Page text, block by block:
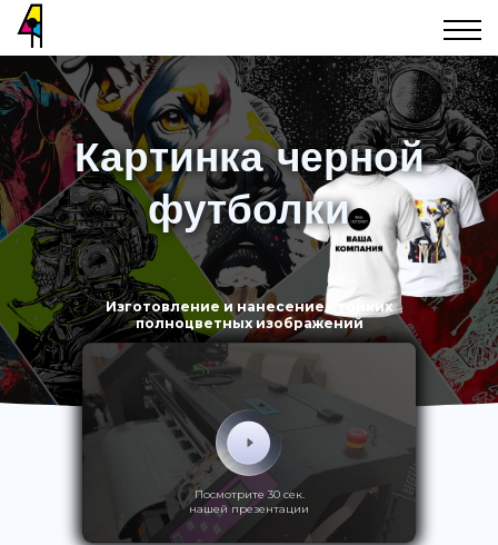
Картинка черной
футболки
Изготовление и нанесение стойких
полноцветных изображений
Посмотрите 30 сек.
нашей презентации